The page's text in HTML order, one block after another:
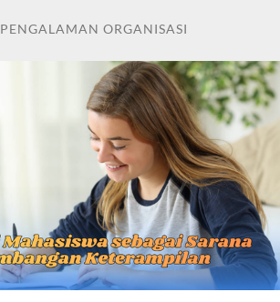
PENGALAMAN ORGANISASI